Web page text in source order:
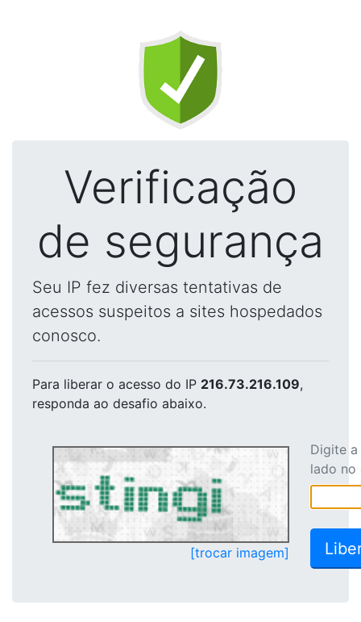
Verificação
de segurança
Seu IP fez diversas tentativas de
acessos suspeitos a sites hospedados
conosco.
Para liberar o acesso do IP 216.73.216.109,
responda ao desafio abaixo.
[trocar imagem]
Digite
lado no